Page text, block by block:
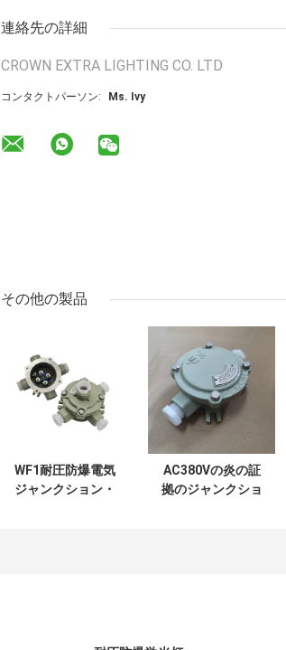
連絡先の詳細
CROWN EXTRA LIGHTING CO. LTD
コンタクトパーソン: Ms. Ivy
その他の製品
WF1耐圧防爆電気
ジャンクション・
AC380Vの炎の証
拠のジャンクショ